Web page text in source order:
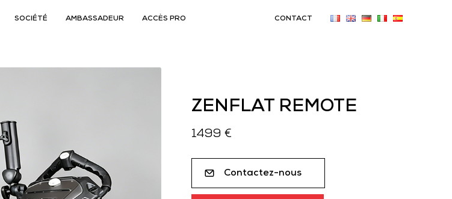
SOCIÉTÉ AMBASSADEUR ACCÈS PRO CONTACT
ZENFLAT REMOTE
1499 €
Contactez-nous